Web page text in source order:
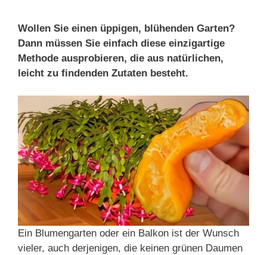
Wollen Sie einen üppigen, blühenden Garten?
Dann müssen Sie einfach diese einzigartige
Methode ausprobieren, die aus natürlichen,
leicht zu findenden Zutaten besteht.
Ein Blumengarten oder ein Balkon ist der Wunsch
vieler, auch derjenigen, die keinen grünen Daumen